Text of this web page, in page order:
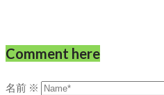
Comment here
名前 ※